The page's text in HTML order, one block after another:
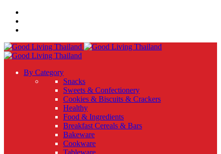
By Category
Snacks
Sweets & Confectionery
Cookies & Biscuits & Crackers
Healthy
Food & Ingredients
Breakfast Cereals & Bars
Bakeware
Cookware
Tableware